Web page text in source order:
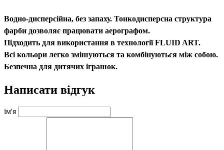
Водно-дисперсійна, без запаху. Тонкодисперсна структура
фарби дозволяє працювати аерографом.
Підходить для використання в технології FLUID ART.
Всі кольори легко змішуються та комбінуються між собою.
Безпечна для дитячих іграшок.
Написати відгук
ім'я